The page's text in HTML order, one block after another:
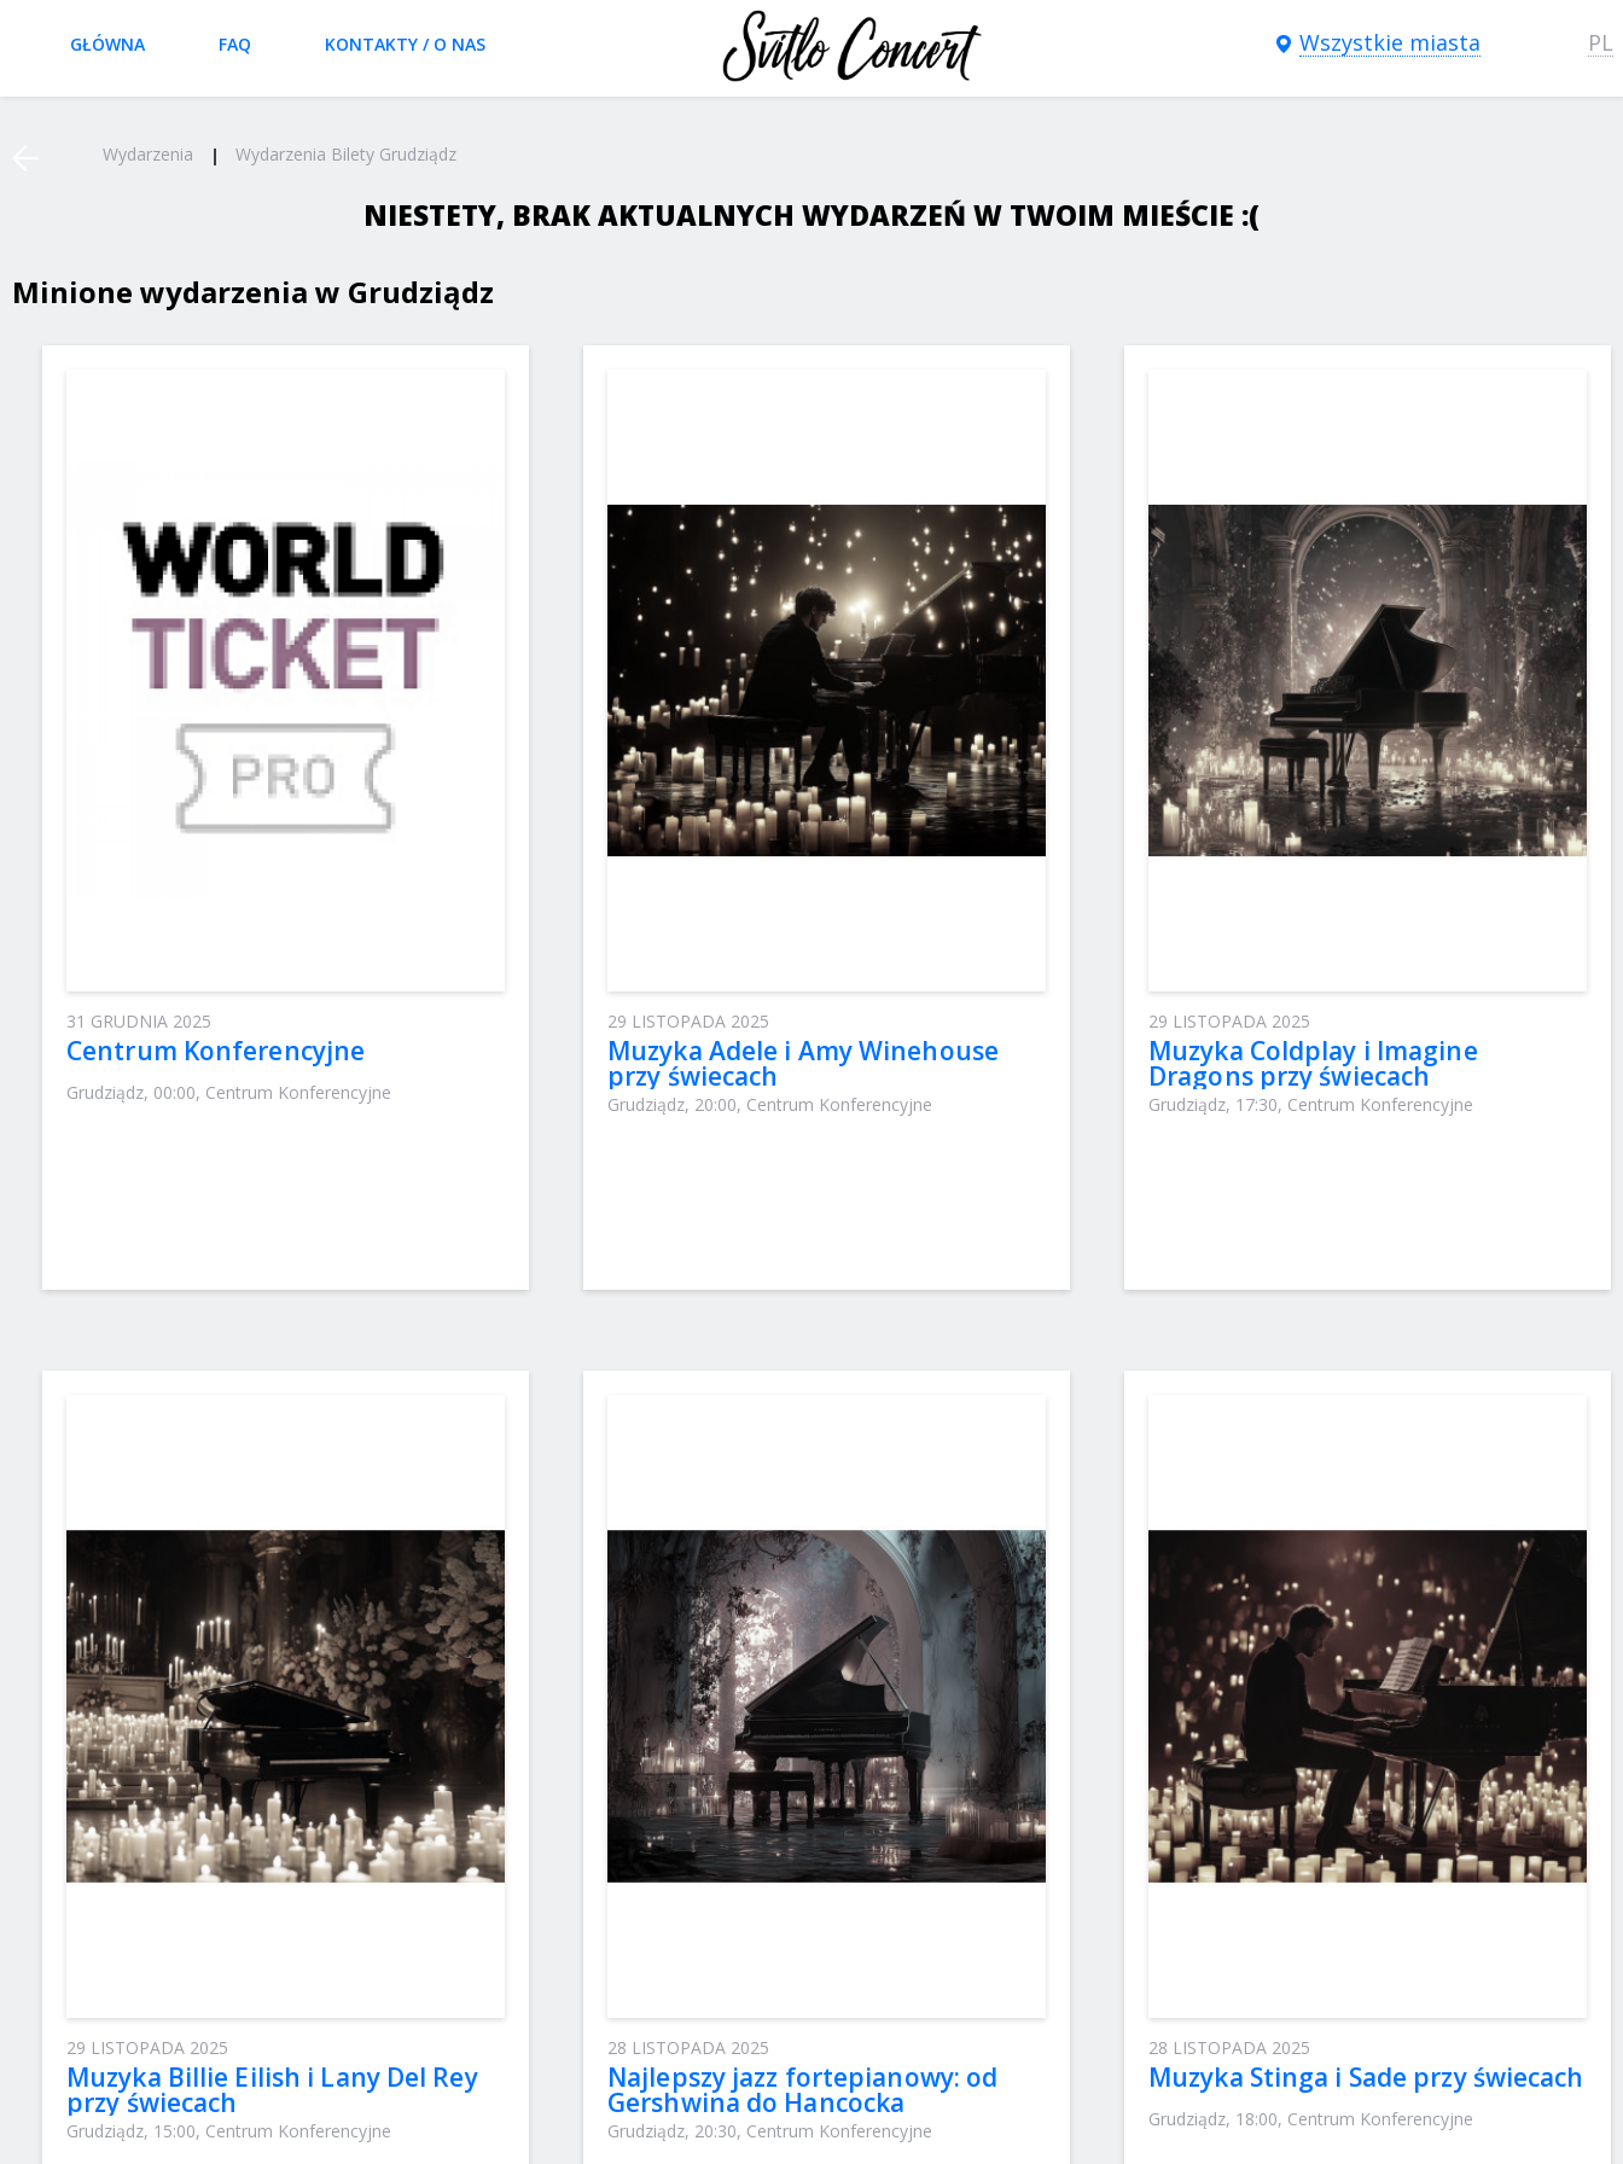
GŁÓWNA FAQ KONTAKTY / O NAS Wszystkie miasta PL
Wydarzenia Wydarzenia Bilety Grudziądz
NIESTETY, BRAK AKTUALNYCH WYDARZEŃ W TWOIM MIEŚCIE :(
Minione wydarzenia w Grudziądz
31 GRUDNIA 2025
Centrum Konferencyjne
Grudziądz, 00:00, Centrum Konferencyjne
29 LISTOPADA 2025
Muzyka Adele i Amy Winehouse
przy świecach
Grudziądz, 20:00, Centrum Konferencyjne
29 LISTOPADA 2025
Muzyka Coldplay i Imagine
Dragons przy świecach
Grudziądz, 17:30, Centrum Konferencyjne
29 LISTOPADA 2025
Muzyka Billie Eilish i Lany Del Rey
przy świecach
Grudziądz, 15:00, Centrum Konferencyjne
28 LISTOPADA 2025
Najlepszy jazz fortepianowy: od
Gershwina do Hancocka
Grudziądz, 20:30, Centrum Konferencyjne
28 LISTOPADA 2025
Muzyka Stinga i Sade przy świecach
Grudziądz, 18:00, Centrum Konferencyjne